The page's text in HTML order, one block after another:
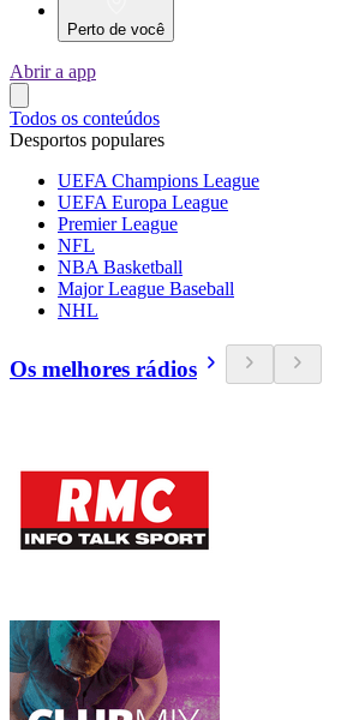
Perto de você
Abrir a app
Todos os conteúdos
Desportos populares
UEFA Champions League
UEFA Europa League
Premier League
NFL
NBA Basketball
Major League Baseball
NHL
Os melhores rádios